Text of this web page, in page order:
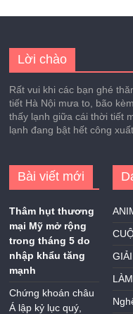
Lời chào
Rất vui khi các bạn ghé
tiết Hà Nội mưa to, bão
thấy lạnh giữa cái thời tiết
lạnh đang bật hết công xuất
Bài viết mới
Thâm hụt thương
mại Mỹ mở rộng
trong tháng 5 do
nhập khẩu tăng
mạnh
Chứng khoán châu
Á lập kỷ lục quý,